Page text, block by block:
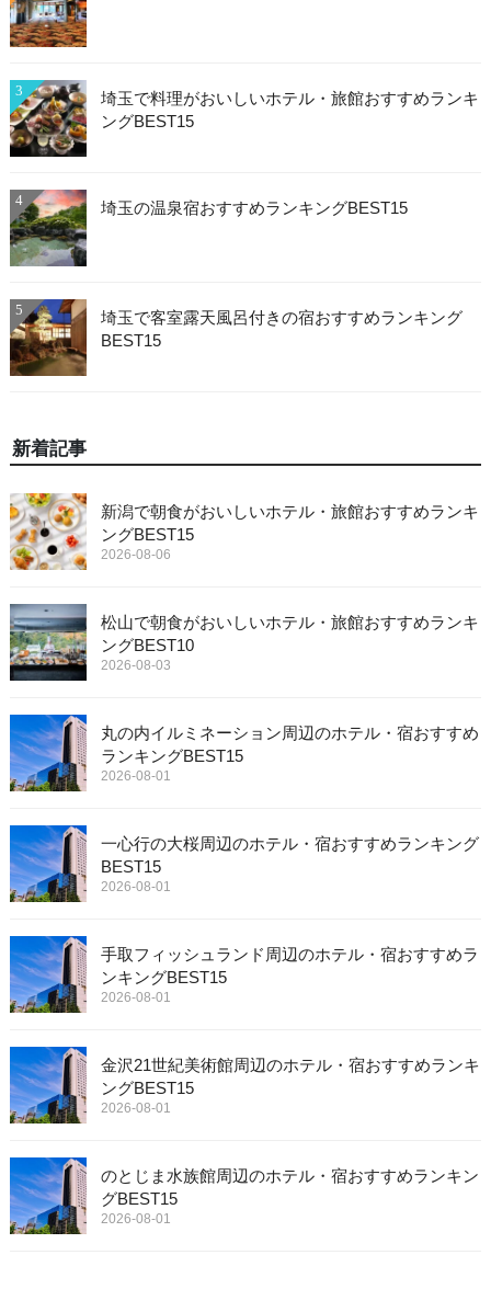
3
埼玉で料理がおいしいホテル・旅館おすすめランキ
ングBEST15
4 埼玉の温泉宿おすすめランキングBEST15
5
埼玉で客室露天風呂付きの宿おすすめランキング
BEST15
新着記事
新潟で朝食がおいしいホテル・旅館おすすめランキ
ングBEST15
2026-08-06
松山で朝食がおいしいホテル・旅館おすすめランキ
ングBEST10
2026-08-03
丸の内イルミネーション周辺のホテル・宿おすすめ
ランキングBEST15
2026-08-01
一心行の大桜周辺のホテル・宿おすすめランキング
BEST15
2026-08-01
手取フィッシュランド周辺のホテル・宿おすすめラ
ンキングBEST15
2026-08-01
金沢21世紀美術館周辺のホテル・宿おすすめランキ
ングBEST15
2026-08-01
のとじま水族館周辺のホテル・宿おすすめランキン
グBEST15
2026-08-01